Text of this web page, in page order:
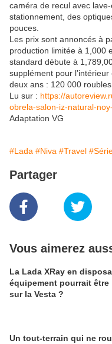
caméra de recul avec
stationnement, des
pouces.
Les prix sont annoncés à
production limitée à 1,000
standard débute à
supplément pour
deux ans : 120 000
Lu sur : https://
obrela-salon-iz-natural-
Adaptation VG
#Lada #Niva #Travel
Partager
Vous aimerez
La Lada XRay en
équipement pourrait
sur la Vesta ?
Un tout-terrain qui ne